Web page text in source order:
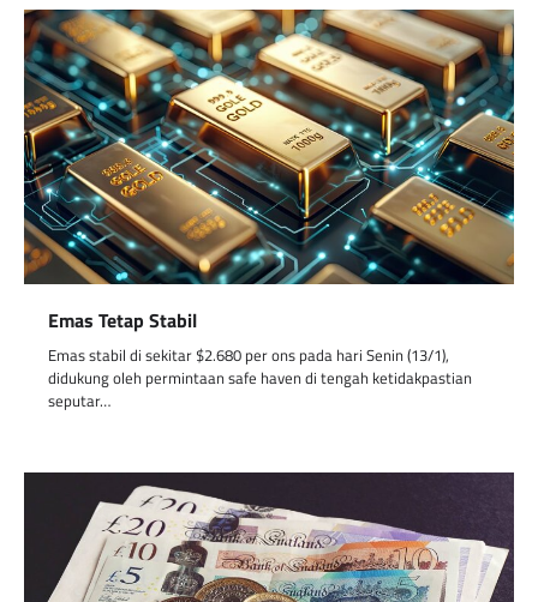
Emas Tetap Stabil
Emas stabil di sekitar $2.680 per ons pada hari Senin (13/1),
didukung oleh permintaan safe haven di tengah ketidakpastian
seputar…